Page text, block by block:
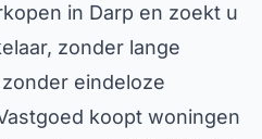
in Darp en zoekt u
zonder lange
eindeloze
koopt woningen